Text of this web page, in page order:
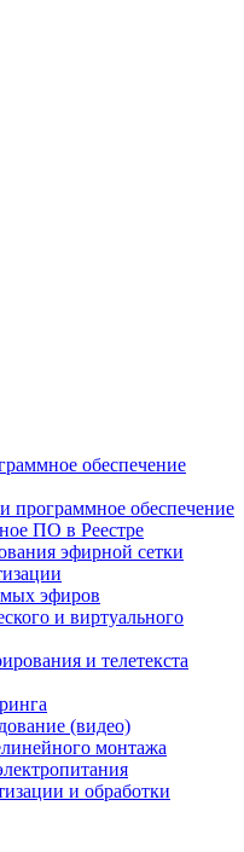
обеспечение
программное обеспечение
ПО в Реестре
эфирной сетки
эфиров
и виртуального
и телетекста
(видео)
монтажа
и обработки